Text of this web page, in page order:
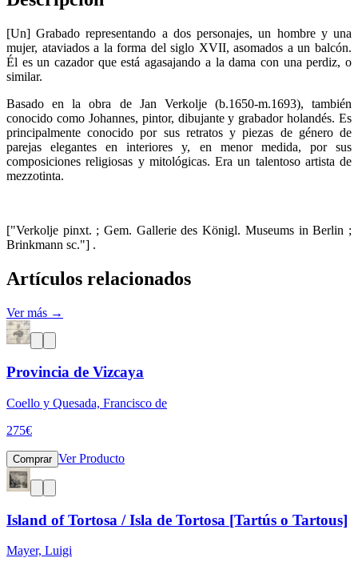
[Un] Grabado representando a dos personajes, un hombre y una
mujer, ataviados a la forma del siglo XVII, asomados a un balcón.
Él es un cazador que está agasajando a la dama con una perdiz, o
similar.
Basado en la obra de Jan Verkolje (b.1650-m.1693), también
conocido como Johannes, pintor, dibujante y grabador holandés. Es
principalmente conocido por sus retratos y piezas de género de
parejas elegantes en interiores y, en menor medida, por sus
composiciones religiosas y mitológicas. Era un talentoso artista de
mezzotinta.
["Verkolje pinxt. ; Gem. Gallerie des Königl. Museums in Berlin ;
Brinkmann sc."] .
Artículos relacionados
Ver más →
Provincia de Vizcaya
Coello y Quesada, Francisco de
275€
Comprar Ver Producto
Island of Tortosa / Isla de Tortosa [Tartús o Tartous]
Mayer, Luigi